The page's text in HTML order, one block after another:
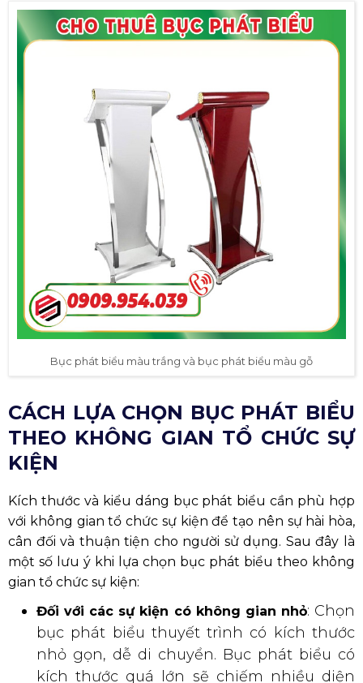
Một số màu bục phát biểu thường được sử dụng:
Nâu đỏ (Màu Gỗ): Tạo cảm giác sang trọng,
trang trọng, phù hợp với các sự kiện quan
trọng.
Màu bạch kim (Inox): Đem lại vẻ hiện đại, chắc
chắn.
Không màu (Mica): Như trắng, xanh nhạt, tạo
không gian nhẹ nhàng.